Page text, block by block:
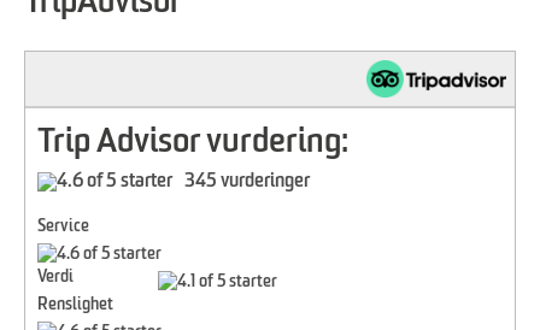
Trip Advisor vurdering:
345 vurderinger
Service
Verdi
Renslighet